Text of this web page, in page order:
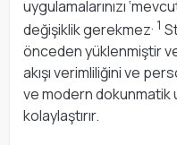
uygulamalarınızı
değişiklik gerekmez . 1
önceden yüklenmiştir
akışı verimliliğini ve
ve modern dokunmatik
kolaylaştırır.